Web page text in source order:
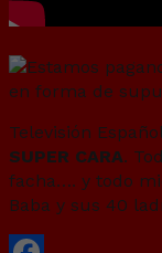
Televisión
SUPER CARA.
facha…. y todo
Baba y sus 40